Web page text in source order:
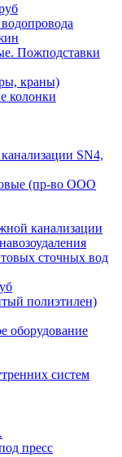
Пожподставки
краны)
колонки
SN4,
(пр-во ООО
канализации
сточных вод
полиэтилен)
оборудование
систем
пресс